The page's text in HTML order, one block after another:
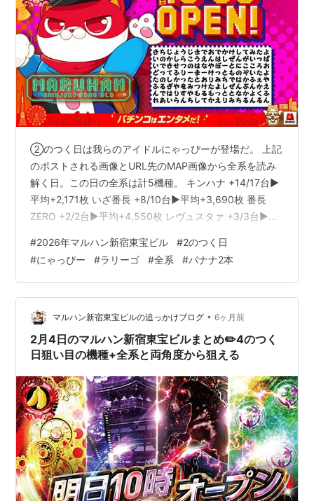
②のつく日は我らのアイドルにゃっぴーが登場だ。 上記
のポストされる画像とURL先のMAP画像から全系を読み
解く日。この日の全系は計5機種。 キンハナ +14/17台▶️
平均+2,171枚 いざ番長 +8/10台▶️平均+3,690枚 番長
ZERO +2/2台▶️平均+4,550枚 レヴュスタァ +3/3台▶️平
も質良し。問題はポストのどの部分がヒントになってい
たか？ である。 こんばんは♪新宿東宝ビルラリーゴです
🦍おさんぽにゃっぴー🐈今回は吉祥寺るんるん編🎽
https://t.co/vbMUE4JdMQにゃっぴーよろしく😽…
#2026年マルハン新宿東宝ビル #2のつく日
#にゃっぴー #ラリーゴ #全系 #バナナ2本
マルハン新宿東宝ビルの追っかけブログ • 6ヶ月前
2月4日のマルハン新宿東宝ビルまとめ✏️4のつく
日狙い目の機種+全系と両角度から狙える